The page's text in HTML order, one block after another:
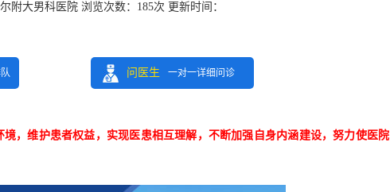
附大男科医院浏览次数： 185次 更新时间：
问医生 一对一详细问诊
，维护患者权益，实现医患相互理解，不断加强自身内涵建设，努力使医院